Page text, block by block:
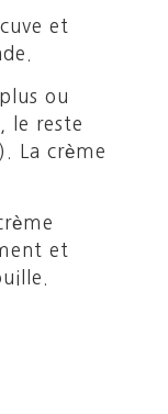
et
ou
le reste
La crème
et